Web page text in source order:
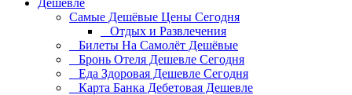
Дешевле
Самые Дешёвые Цены Сегодня
Отдых и Развлечения
Билеты На Самолёт Дешёвые
Бронь Отеля Дешевле Сегодня
Еда Здоровая Дешевле Сегодня
Карта Банка Дебетовая Дешевле